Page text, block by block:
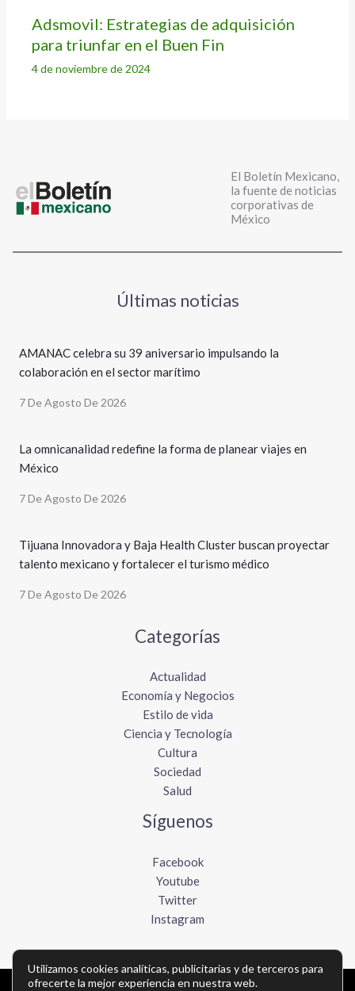
Adsmovil: Estrategias de adquisición
para triunfar en el Buen Fin
4 de noviembre de 2024
El Boletín Mexicano,
la fuente de noticias
corporativas de
México
Últimas noticias
AMANAC celebra su 39 aniversario impulsando la
colaboración en el sector marítimo
7 De Agosto De 2026
La omnicanalidad redefine la forma de planear viajes en
México
7 De Agosto De 2026
Tijuana Innovadora y Baja Health Cluster buscan proyectar
talento mexicano y fortalecer el turismo médico
7 De Agosto De 2026
Categorías
Actualidad
Economía y Negocios
Estilo de vida
Ciencia y Tecnología
Cultura
Sociedad
Salud
Síguenos
Facebook
Youtube
Twitter
Instagram
Utilizamos cookies analíticas, publicitarias y de terceros para
ofrecerte la mejor experiencia en nuestra web.